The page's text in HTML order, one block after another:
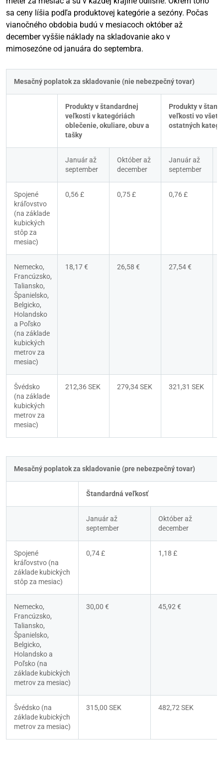
sa ceny líšia podľa produktovej kategórie a sezóny. Počas
vianočného obdobia budú v mesiacoch október až
december vyššie náklady na skladovanie ako v
mimosezóne od januára do septembra.
Mesačný poplatok za skladovanie (nie nebezpečný tovar)
Produkty v štandardnej
veľkosti v kategóriách
oblečenie, okuliare, obuv a
tašky
Produkty v
veľkosti vo
ostatných
Január až
september
Október až
december
Január až
september
Spojené
kráľovstvo
(na základe
kubických
stôp za
mesiac)
0,56 £ 0,75 £ 0,76 £
Nemecko,
Francúzsko,
Taliansko,
Španielsko,
Belgicko,
Holandsko
a Poľsko
(na základe
kubických
metrov za
mesiac)
18,17 € 26,58 € 27,54 €
Švédsko
(na základe
kubických
metrov za
mesiac)
212,36 SEK 279,34 SEK 321,31 SEK
Mesačný poplatok za skladovanie (pre nebezpečný tovar)
Štandardná veľkosť
Január až
september
Október až
december
Spojené
kráľovstvo (na
základe kubických
stôp za mesiac)
0,74 £ 1,18 £
Nemecko,
Francúzsko,
Taliansko,
Španielsko,
Belgicko,
Holandsko a
Poľsko (na
základe kubických
metrov za mesiac)
30,00 € 45,92 €
Švédsko (na
základe kubických
metrov za mesiac)
315,00 SEK 482,72 SEK